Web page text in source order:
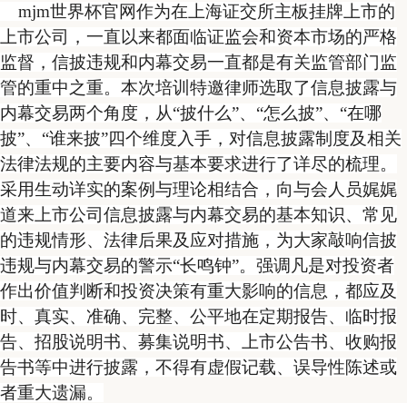
mjm世界杯官网作为在上海证交所主板挂牌上市的
上市公司，一直以来都面临证监会和资本市场的严格
监督，信披违规和内幕交易一直都是有关监管部门监
管的重中之重。本次培训特邀律师选取了信息披露与
内幕交易两个角度，从“披什么”、“怎么披”、“在哪
披”、“谁来披”四个维度入手，对信息披露制度及相关
法律法规的主要内容与基本要求进行了详尽的梳理。
采用生动详实的案例与理论相结合，向与会人员娓娓
道来上市公司信息披露与内幕交易的基本知识、常见
的违规情形、法律后果及应对措施，为大家敲响信披
违规与内幕交易的警示“长鸣钟”。强调凡是对投资者
作出价值判断和投资决策有重大影响的信息，都应及
时、真实、准确、完整、公平地在定期报告、临时报
告、招股说明书、募集说明书、上市公告书、收购报
告书等中进行披露，不得有虚假记载、误导性陈述或
者重大遗漏。